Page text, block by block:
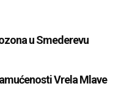
u Smederevu
Vrela Mlave